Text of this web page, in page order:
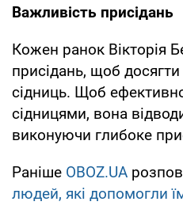
Важливість присідань
Кожен ранок Вікторія
присідань, щоб
сідниць. Щоб
сідницями, вона
виконуючи глибоке
Раніше OBOZ.UA
людей, які допомогли